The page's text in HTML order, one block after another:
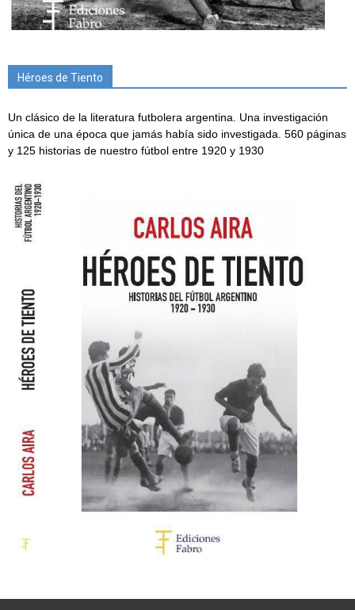
Héroes de Tiento
Un clásico de la literatura futbolera argentina. Una investigación
única de una época que jamás había sido investigada. 560 páginas
y 125 historias de nuestro fútbol entre 1920 y 1930